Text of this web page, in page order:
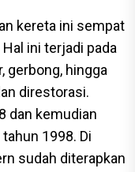
kereta ini sempat
ini terjadi pada
gerbong, hingga
direstorasi.
dan kemudian
1998. Di
sudah diterapkan